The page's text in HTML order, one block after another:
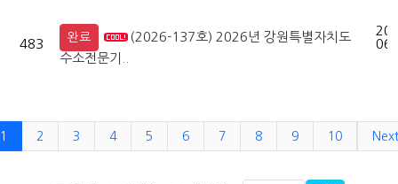
483 완료
(2026-137호) 2026년 강원특별자치도
수소전문기..
1 2 3 4 5 6 7 8 9 10 Next